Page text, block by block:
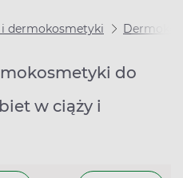
dermokosmetyki
do
w ciąży i